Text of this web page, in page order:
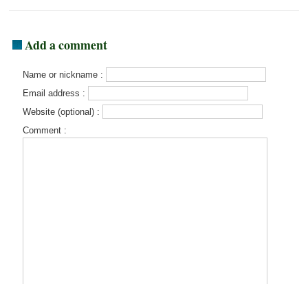
Add a comment
Name or nickname :
Email address :
Website (optional) :
Comment :